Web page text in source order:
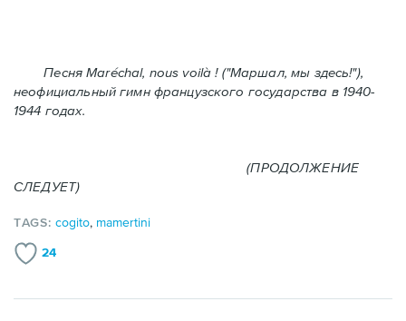
Песня Maréchal, nous voilà ! ("Маршал, мы здесь!"),
неофициальный гимн французского государства в 1940-
1944 годах.
(ПРОДОЛЖЕНИЕ
СЛЕДУЕТ)
TAGS:cogito, mamertini
24